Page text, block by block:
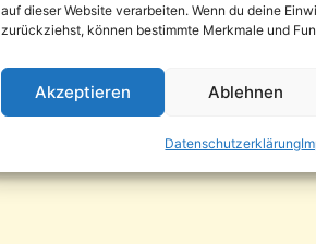
auf dieser Website verarbeiten. Wenn du deine
zurückziehst, können bestimmte Merkmale und
Akzeptieren Ablehnen
Datenschutzerklärung